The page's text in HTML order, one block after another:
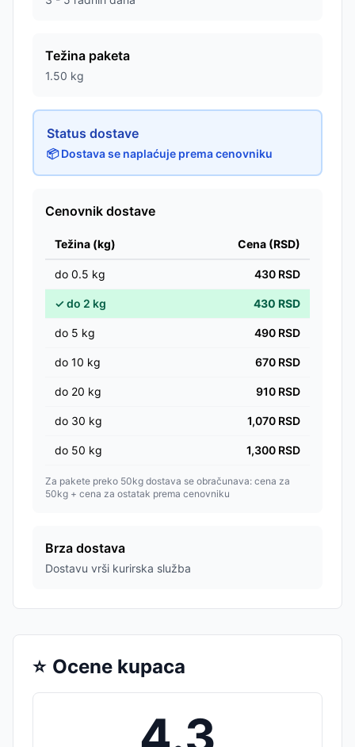
Težina paketa
1.50 kg
Status dostave
📦 Dostava se naplaćuje prema cenovniku
Cenovnik dostave
Težina (kg) Cena (RSD)
do 0.5 kg 430 RSD
✓do 2 kg 430 RSD
do 5 kg 490 RSD
do 10 kg 670 RSD
do 20 kg 910 RSD
do 30 kg 1,070 RSD
do 50 kg 1,300 RSD
Za pakete preko 50kg dostava se obračunava: cena za
50kg + cena za ostatak prema cenovniku
Brza dostava
Dostavu vrši kurirska služba
⭐ Ocene kupaca